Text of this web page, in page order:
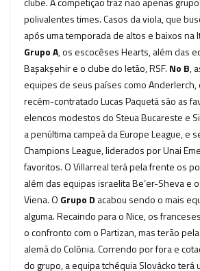
polivalentes times. Casos da viola, que
após uma temporada de altos e baixos na
Grupo A, os escocêses Hearts, além das
Başakşehir e o clube do letão, RSF. No B,
equipes de seus países como Anderlerch,
recém-contratado Lucas Paquetá são as
elencos modestos do Steua Bucareste e
a penúltima campeã da Europe League, e
Champions League, liderados por Unai
favoritos. O Villarreal terá pela frente os
além das equipas israelita Be’er-Sheva e
Viena. O Grupo D acabou sendo o mais
alguma. Recaindo para o Nice, os
o confronto com o Partizan, mas terão
alemã do Colônia. Correndo por fora e
do grupo, a equipa tchéquia Slovácko terá